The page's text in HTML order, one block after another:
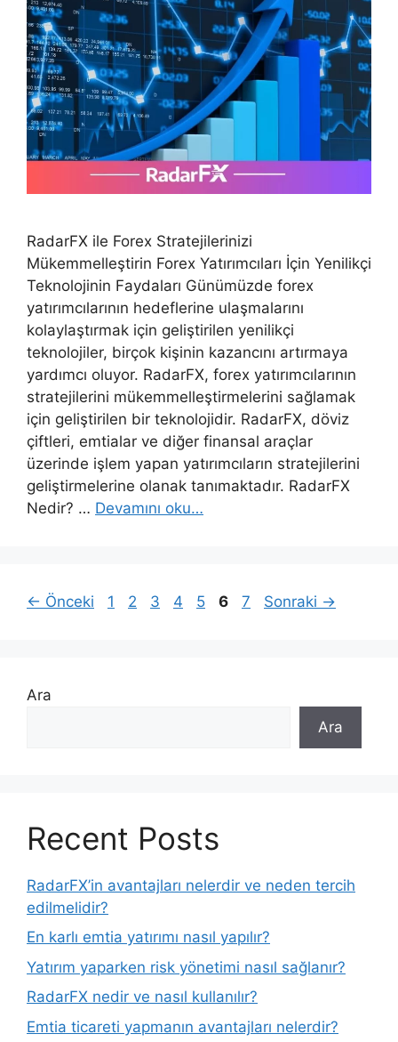
RadarFX ile Forex Stratejilerinizi
Mükemmelleştirin Forex Yatırımcıları İçin Yenilikçi
Teknolojinin Faydaları Günümüzde forex
yatırımcılarının hedeflerine ulaşmalarını
kolaylaştırmak için geliştirilen yenilikçi
teknolojiler, birçok kişinin kazancını artırmaya
yardımcı oluyor. RadarFX, forex yatırımcılarının
stratejilerini mükemmelleştirmelerini sağlamak
için geliştirilen bir teknolojidir. RadarFX, döviz
çiftleri, emtialar ve diğer finansal araçlar
üzerinde işlem yapan yatırımcıların stratejilerini
geliştirmelerine olanak tanımaktadır. RadarFX
Nedir? … Devamını oku…
← Önceki Sayfa
1 Sayfa
2 Sayfa
3 Sayfa
4 Sayfa
5 Sayfa
6 Sayfa
7 Sonraki →
Ara
Ara
Recent Posts
RadarFX’in avantajları nelerdir ve neden tercih
edilmelidir?
En karlı emtia yatırımı nasıl yapılır?
Yatırım yaparken risk yönetimi nasıl sağlanır?
RadarFX nedir ve nasıl kullanılır?
Emtia ticareti yapmanın avantajları nelerdir?